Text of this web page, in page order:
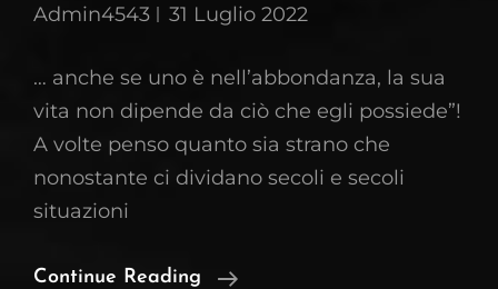
Admin4543 31 Luglio 2022
… anche se uno è nell’abbondanza, la sua
vita non dipende da ciò che egli possiede”!
A volte penso quanto sia strano che
nonostante ci dividano secoli e secoli
situazioni
Continue Reading
La